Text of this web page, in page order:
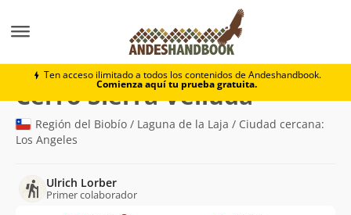
Ten acceso ilimitado a todos los contenidos de Andeshandbook.
Comienza aquí tu prueba gratuita.
Cerro Sierra Velluda
Cerro Sierra Velluda(3.585m)
Región del Biobío / Laguna de la Laja / Ciudad cercana:
Los Angeles
Ulrich Lorber
Primer colaborador